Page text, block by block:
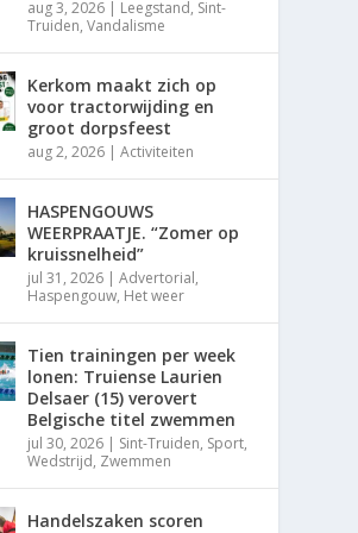
aug 3, 2026 | Leegstand, Sint-
Truiden,Vandalisme
Kerkom maakt zich op
voor tractorwijding en
groot dorpsfeest
aug 2, 2026 |Activiteiten
HASPENGOUWS
WEERPRAATJE. “Zomer op
kruissnelheid”
jul 31, 2026 |Advertorial,
Haspengouw, Het weer
Tien trainingen per week
lonen: Truiense Laurien
Delsaer (15) verovert
Belgische titel zwemmen
jul 30, 2026 | Sint-Truiden, Sport,
Wedstrijd, Zwemmen
Handelszaken scoren